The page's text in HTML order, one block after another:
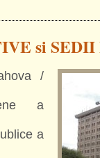
si SEDII
/
a
a